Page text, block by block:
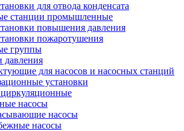
для отвода конденсата
станции промышленные
повышения давления
пожаротушения
группы
давления
для насосов и насосных станций
установки
насосы
насосы
насосы